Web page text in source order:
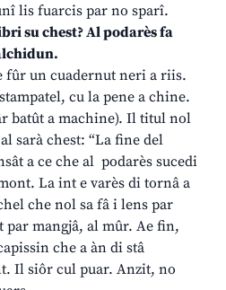
lis fuarcis par no sparî.
su chest? Al podarès fa
fûr un cuadernut neri a riis.
cu la pene a chine.
batût a machine). Il titul nol
sarà chest: “La fine del
a ce che al podarès sucedi
La int e varès di tornâ a
che nol sa fâ i lens par
mangjâ, al mûr. Ae fin,
che a àn di stâ
Il siôr cul puar. Anzit, no